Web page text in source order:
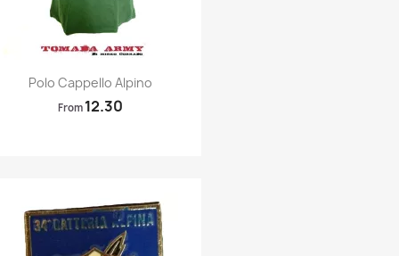
Quick view
Polo Cappello Alpino
From 12.30